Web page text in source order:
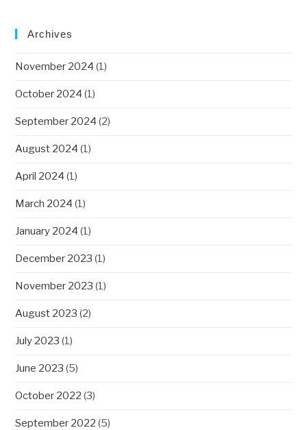
Archives
November 2024 (1)
October 2024 (1)
September 2024 (2)
August 2024 (1)
April 2024 (1)
March 2024 (1)
January 2024 (1)
December 2023 (1)
November 2023 (1)
August 2023 (2)
July 2023 (1)
June 2023 (5)
October 2022 (3)
September 2022 (5)